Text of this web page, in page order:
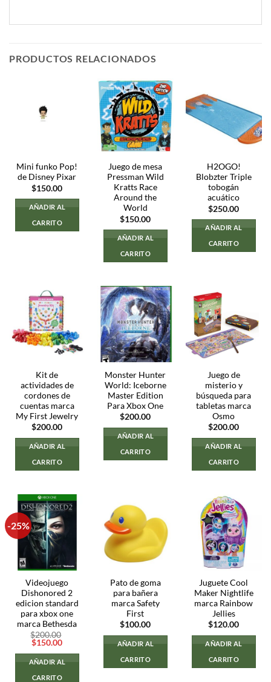
PRODUCTOS RELACIONADOS
Mini funko Pop!
de Disney Pixar
$150.00
AÑADIR AL
CARRITO
Juego de mesa
Pressman Wild
Kratts Race
Around the
World
$150.00
AÑADIR AL
CARRITO
H2OGO!
Blobzter Triple
tobogán
acuático
$250.00
AÑADIR AL
CARRITO
Kit de
actividades de
cordones de
cuentas marca
My First Jewelry
$200.00
AÑADIR AL
CARRITO
Monster Hunter
World: Iceborne
Master Edition
Para Xbox One
$200.00
AÑADIR AL
CARRITO
Juego de
misterio y
búsqueda para
tabletas marca
Osmo
$200.00
AÑADIR AL
CARRITO
-25%
Videojuego
Dishonored 2
edicion standard
para xbox one
marca Bethesda
$200.00
El
original
era:
$200.00.
$150.00El
actual
es:
AÑADIR AL
CARRITO
Pato de goma
para bañera
marca Safety
First
$100.00
AÑADIR AL
CARRITO
Juguete Cool
Maker Nightlife
marca Rainbow
Jellies
$120.00
AÑADIR AL
CARRITO